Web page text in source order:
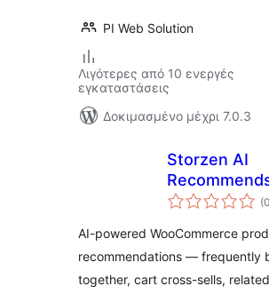
PI Web Solution
Λιγότερες από 10 ενεργές
εγκαταστάσεις
Δοκιμασμένο μέχρι 7.0.3
Storzen AI
(0
AI-powered WooCommerce
recommendations — frequently
together, cart cross-sells, related